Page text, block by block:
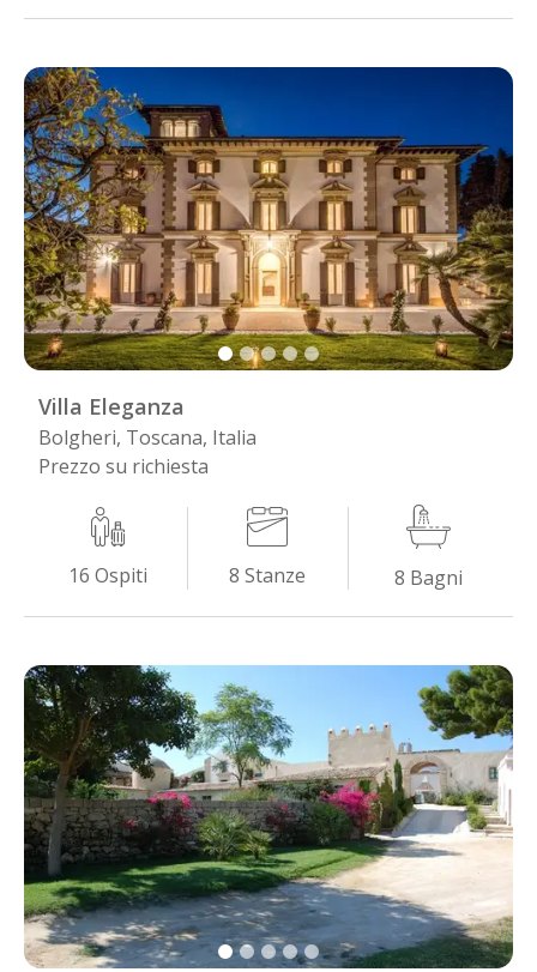
Villa Eleganza
Bolgheri, Toscana, Italia
Prezzo su richiesta
16 Ospiti 8 Stanze 8 Bagni